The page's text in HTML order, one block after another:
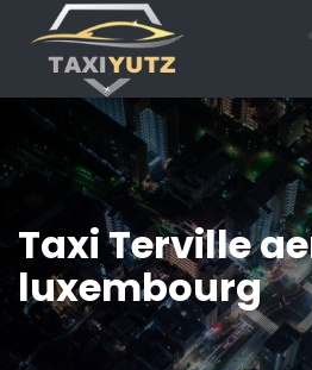
Taxi Terville
luxembourg